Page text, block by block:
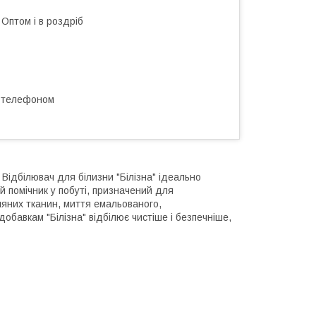
Оптом і в роздріб
телефоном
для білизни "Білізна" ідеально
помічник у побуті, призначений для
тканин, миття емальованого,
"Білізна" відбілює чистіше і безпечніше,